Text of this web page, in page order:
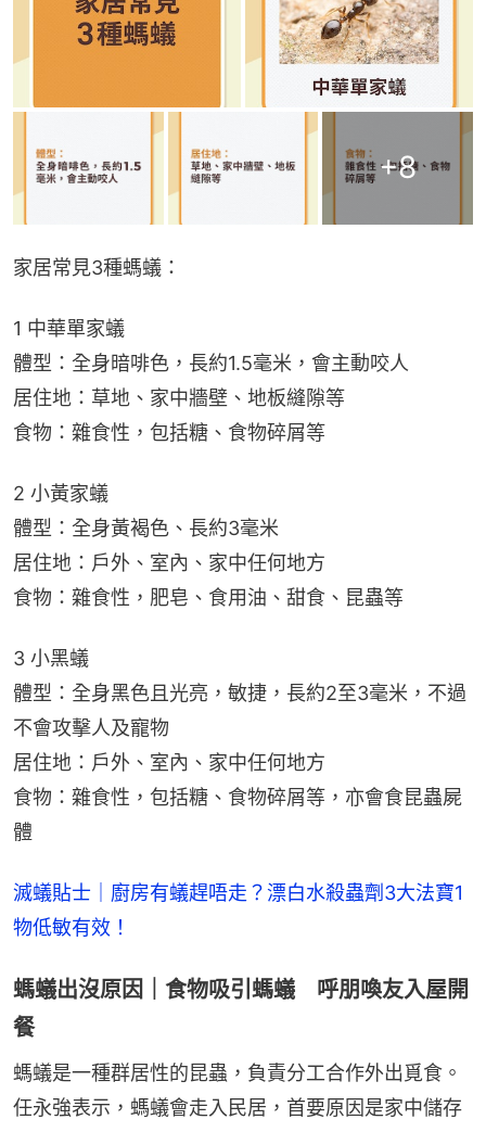
+8
家居常見3種螞蟻：
1 中華單家蟻
體型：全身暗啡色，長約1.5毫米，會主動咬人
居住地：草地、家中牆壁、地板縫隙等
食物：雜食性，包括糖、食物碎屑等
2 小黃家蟻
體型：全身黃褐色、長約3毫米
居住地：戶外、室內、家中任何地方
食物：雜食性，肥皂、食用油、甜食、昆蟲等
3 小黑蟻
體型：全身黑色且光亮，敏捷，長約2至3毫米，不過
不會攻擊人及寵物
居住地：戶外、室內、家中任何地方
食物：雜食性，包括糖、食物碎屑等，亦會食昆蟲屍
體
滅蟻貼士｜廚房有蟻趕唔走？漂白水殺蟲劑3大法寶1
物低敏有效！
螞蟻出沒原因｜食物吸引螞蟻 呼朋喚友入屋開
餐
螞蟻是一種群居性的昆蟲，負責分工合作外出覓食。
任永強表示，螞蟻會走入民居，首要原因是家中儲存